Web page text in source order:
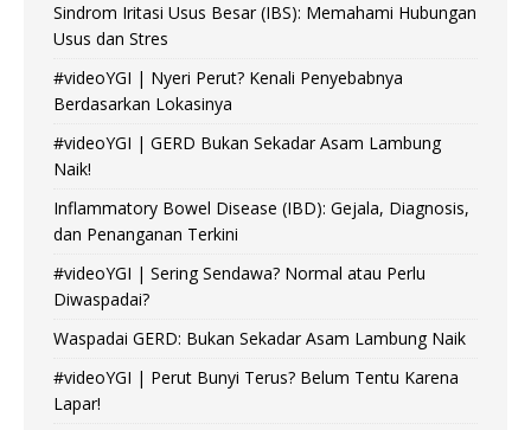
Sindrom Iritasi Usus Besar (IBS): Memahami Hubungan
Usus dan Stres
#videoYGI | Nyeri Perut? Kenali Penyebabnya
Berdasarkan Lokasinya
#videoYGI | GERD Bukan Sekadar Asam Lambung
Naik!
Inflammatory Bowel Disease (IBD): Gejala, Diagnosis,
dan Penanganan Terkini
#videoYGI | Sering Sendawa? Normal atau Perlu
Diwaspadai?
Waspadai GERD: Bukan Sekadar Asam Lambung Naik
#videoYGI | Perut Bunyi Terus? Belum Tentu Karena
Lapar!